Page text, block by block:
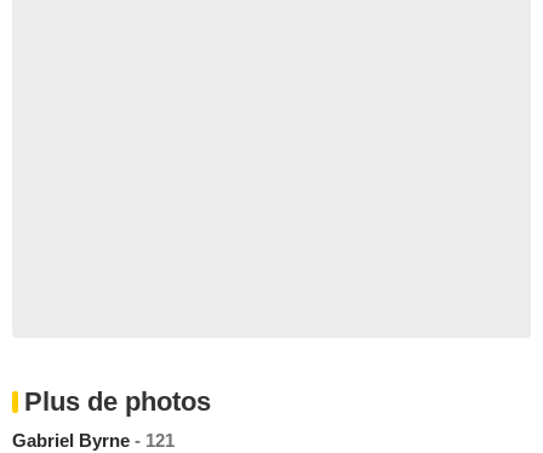
Plus de photos
Gabriel Byrne - 121